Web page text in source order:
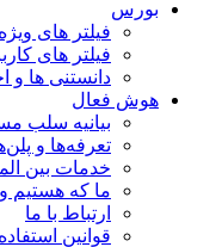
بورس
فیلتر های
فیلتر های
دانستنی ها و
هوش فعال
بیانیه سلب
تعرفه‌ها و
خدمات بین
ما که هستیم
ارتباط با ما
قوانین